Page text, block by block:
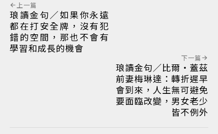
上一篇
琅讀金句／如果你永遠
都在打安全牌，沒有犯
錯的空間，那也不會有
學習和成長的機會
下一篇
琅讀金句／比爾‧蓋茲
前妻梅琳達：轉折遲早
會到來，人生無可避免
要面臨改變，男女老少
皆不例外